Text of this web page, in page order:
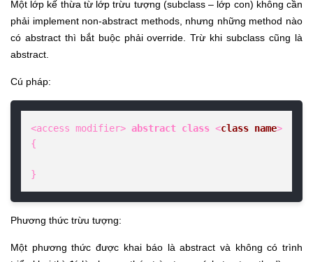
Một lớp kế thừa từ lớp trừu tượng (subclass – lớp con) không cần
phải implement non-abstract methods, nhưng những method nào
có abstract thì bắt buộc phải override. Trừ khi subclass cũng là
abstract.
Cú pháp:
<access modifier> abstract class <class name>
{
}
Phương thức trừu tượng:
Một phương thức được khai báo là abstract và không có trình